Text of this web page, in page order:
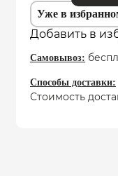
Уже в
Добавить в
Самовывоз:
Способы доставки:
Стоимость